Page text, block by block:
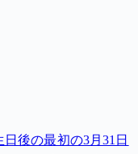
後の最初の3月31日